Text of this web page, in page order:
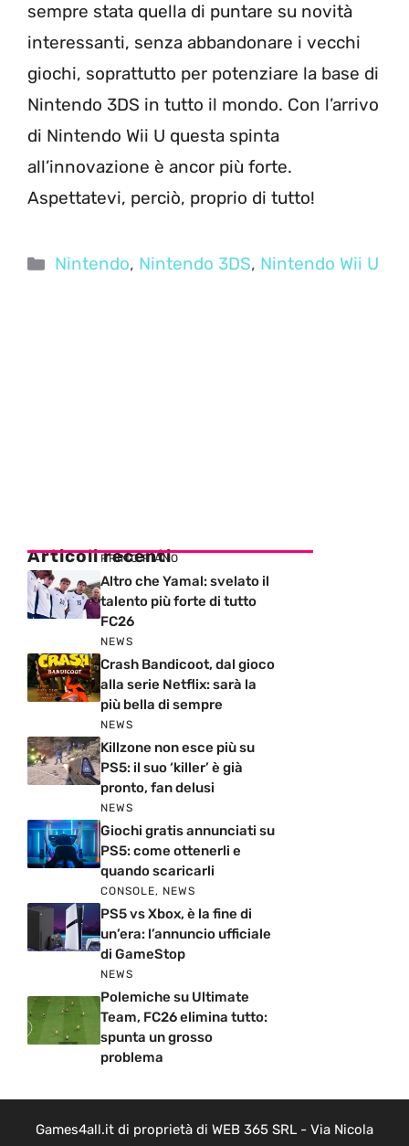
sempre stata quella di puntare su novità
interessanti, senza abbandonare i vecchi
giochi, soprattutto per potenziare la base di
Nintendo 3DS in tutto il mondo. Con l’arrivo
di Nintendo Wii U questa spinta
all’innovazione è ancor più forte.
Aspettatevi, perciò, proprio di tutto!
Categorie
Nintendo, Nintendo 3DS, Nintendo Wii U
Articoli recenti
PRIMO PIANO
Altro che Yamal: svelato il
talento più forte di tutto
FC26
NEWS
Crash Bandicoot, dal gioco
alla serie Netflix: sarà la
più bella di sempre
NEWS
Killzone non esce più su
PS5: il suo ‘killer’ è già
pronto, fan delusi
NEWS
Giochi gratis annunciati su
PS5: come ottenerli e
quando scaricarli
CONSOLE, NEWS
PS5 vs Xbox, è la fine di
un’era: l’annuncio ufficiale
di GameStop
NEWS
Polemiche su Ultimate
Team, FC26 elimina tutto:
spunta un grosso
problema
Games4all.it di proprietà di WEB 365 SRL - Via Nicola